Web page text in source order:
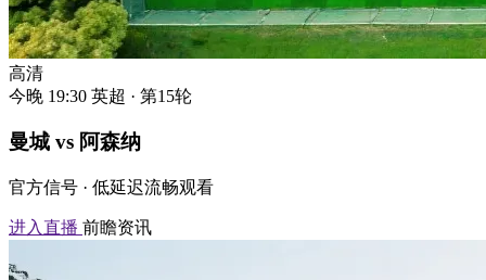
高清
今晚 19:30 英超 · 第15轮
曼城 vs 阿森纳
官方信号 · 低延迟流畅观看
进入直播 前瞻资讯